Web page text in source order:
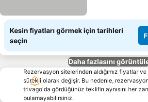
Kesin fiyatları görmek için tarihleri
seçin
Daha fazlasını
Rezervasyon sitelerinden aldığımız fiyatlar
sürekli olarak değişir. Bu nedenle,
trivago'da gördüğünüz teklifin aynısını her
bulamayabilirsiniz.